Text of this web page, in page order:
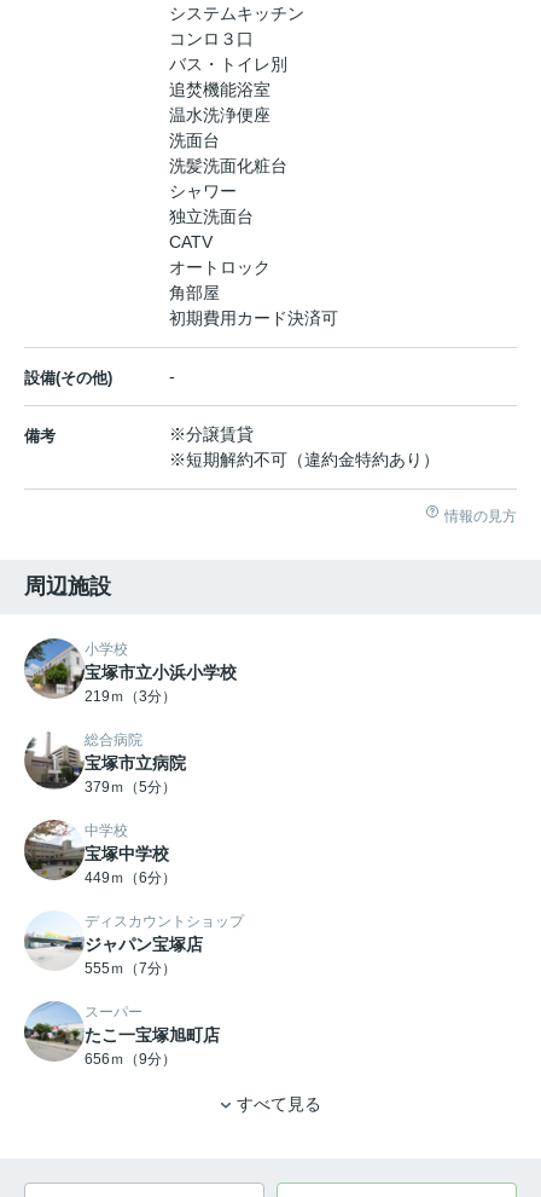
システムキッチン
コンロ３口
バス・トイレ別
追焚機能浴室
温水洗浄便座
洗面台
洗髪洗面化粧台
シャワー
独立洗面台
CATV
オートロック
角部屋
初期費用カード決済可
設備(その他) -
備考
※分譲賃貸
※短期解約不可（違約金特約あり）
情報の見方
周辺施設
小学校
宝塚市立小浜小学校
219ｍ（3分）
総合病院
宝塚市立病院
379ｍ（5分）
中学校
宝塚中学校
449ｍ（6分）
ディスカウントショップ
ジャパン宝塚店
555ｍ（7分）
スーパー
たこ一宝塚旭町店
656ｍ（9分）
すべて見る